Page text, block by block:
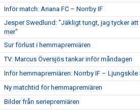
Inför match: Ariana FC – Norrby IF
Jesper Swedlund: "Jäkligt tungt, jag tycker
mer"
Sur förlust i hemmapremiären
TV: Marcus Översjös tankar inför måndagen
Inför hemmapremiären: Norrby IF – Ljungskile
Ny matchtid för hemmapremiären
Bilder från seriepremiären